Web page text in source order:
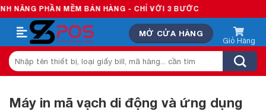
Skip
to
content
MỀM BÁN HÀNG - CHỈ VỚI 3 BƯỚC
MỞ CỬA HÀNG
Tìm
kiếm:
Máy in mã vạch di động và ứng dụng